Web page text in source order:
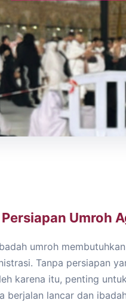
Umroh
umroh
Tanpa persiapan
karena itu, penting
berjalan lancar dan